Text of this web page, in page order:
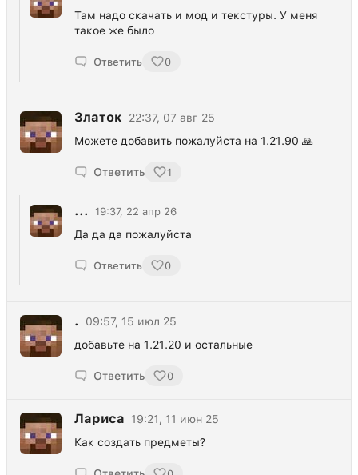
Там надо скачать и мод и текстуры. У меня
такое же было
Ответить 0
Златок
22:37, 07 авг 25
Можете добавить пожалуйста на 1.21.90 🙏
Ответить 1
... 19:37, 22 апр 26
Да да да пожалуйста
Ответить 0
.
09:57, 15 июл 25
добавьте на 1.21.20 и остальные
Ответить 0
Лариса
19:21, 11 июн 25
Как создать предметы?